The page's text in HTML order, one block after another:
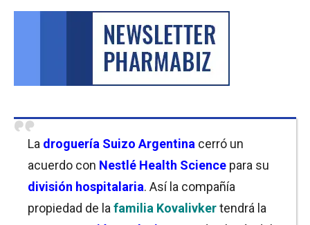
Por Cristina Kroll - 01/09/2022 14:15
La droguería Suizo Argentina cerró un
acuerdo con Nestlé Health Science para su
división hospitalaria. Así la compañía
propiedad de la familia Kovalivkertendrá la